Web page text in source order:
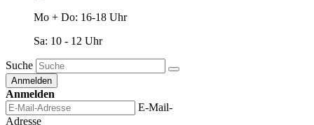
Mo + Do: 16-18 Uhr
Sa: 10 - 12 Uhr
Suche
Anmelden
Anmelden
E-Mail-
Adresse